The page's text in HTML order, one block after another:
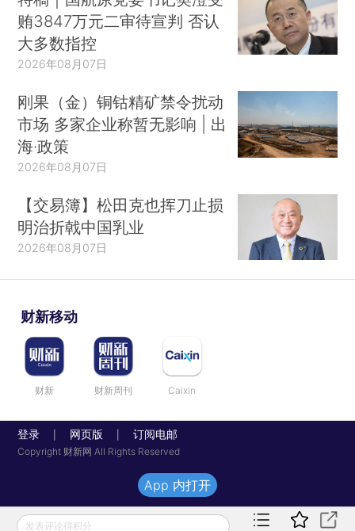
贿3847万元二审待宣判 否认
大多数指控
2026年08月07日
刚果（金）铜钴精矿禁令扰动
市场 多家企业称暂无影响 | 出
海·政策
2026年08月07日
【交易簿】松田克也挥刀止损
明治折戟中国乳业
2026年08月07日
财新移动
财新 财新周刊 Caixin
登录 网页版 订阅电邮
Copyright 财新网 All Rights Reserved
发表评论得积分
App 内打开